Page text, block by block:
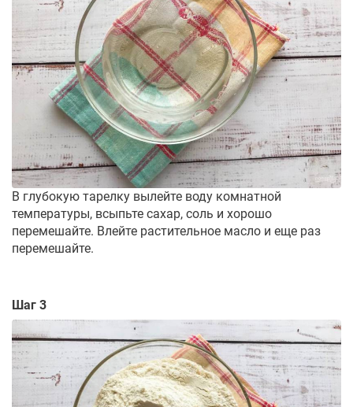
В глубокую тарелку вылейте воду комнатной
температуры, всыпьте сахар, соль и хорошо
перемешайте. Влейте растительное масло и еще раз
перемешайте.
Шаг 3